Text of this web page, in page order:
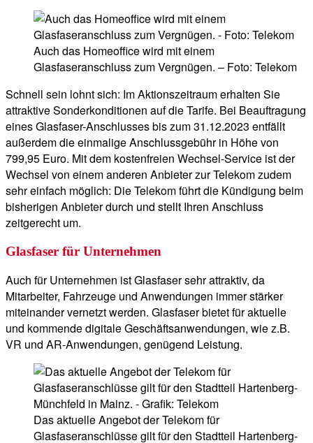
Auch das Homeoffice wird mit einem
Glasfaseranschluss zum Vergnügen. – Foto: Telekom
Schnell sein lohnt sich: Im Aktionszeitraum erhalten Sie
attraktive Sonderkonditionen auf die Tarife. Bei Beauftragung
eines Glasfaser-Anschlusses bis zum 31.12.2023 entfällt
außerdem die einmalige Anschlussgebühr in Höhe von
799,95 Euro. Mit dem kostenfreien Wechsel-Service ist der
Wechsel von einem anderen Anbieter zur Telekom zudem
sehr einfach möglich: Die Telekom führt die Kündigung beim
bisherigen Anbieter durch und stellt Ihren Anschluss
zeitgerecht um.
Glasfaser für Unternehmen
Auch für Unternehmen ist Glasfaser sehr attraktiv, da
Mitarbeiter, Fahrzeuge und Anwendungen immer stärker
miteinander vernetzt werden. Glasfaser bietet für aktuelle
und kommende digitale Geschäftsanwendungen, wie z.B.
VR und AR-Anwendungen, genügend Leistung.
Das aktuelle Angebot der Telekom für
Glasfaseranschlüsse gilt für den Stadtteil Hartenberg-